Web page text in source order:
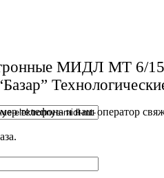
МИДЛ МТ
телефона и наш оператор